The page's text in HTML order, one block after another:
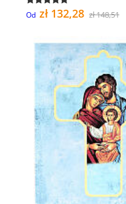
Od zł 132,28 zł 148,51